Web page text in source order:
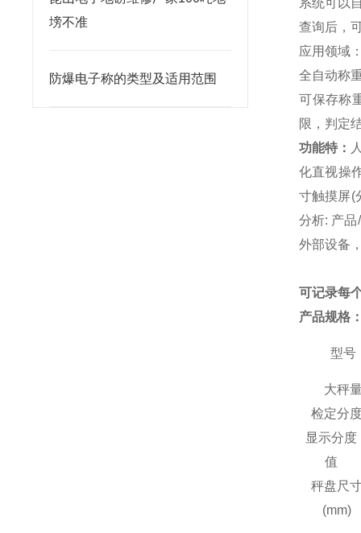
塝不准
防爆电子称的类型及适用范围
系统可以
查询后，
应用领域
全自动称
可保存称
限，判定
功能特：
化直视操
寸触摸屏(
分析: 产
外部设备
可记录每
产品规格
型号
大秤
检定分
显示分度
值
秤盘尺
(mm)